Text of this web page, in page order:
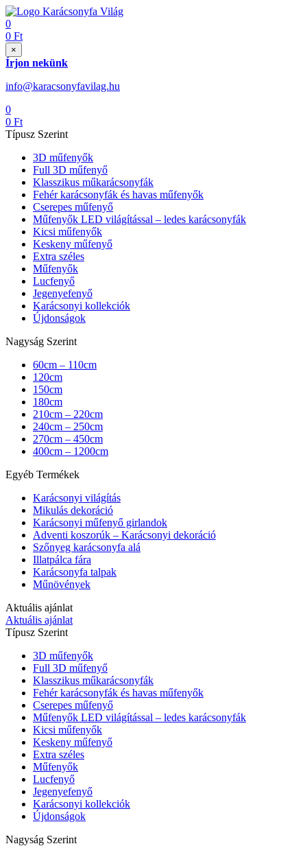
0
0 Ft
×
Írjon nekünk
info@karacsonyfavilag.hu
0
0 Ft
Típusz Szerint
3D műfenyők
Full 3D műfenyő
Klasszikus műkarácsonyfák
Fehér karácsonyfák és havas műfenyők
Cserepes műfenyő
Műfenyők LED világítással – ledes karácsonyfák
Kicsi műfenyők
Keskeny műfenyő
Extra széles
Műfenyők
Lucfenyő
Jegenyefenyő
Karácsonyi kollekciók
Újdonságok
Nagyság Szerint
60cm – 110cm
120cm
150cm
180cm
210cm – 220cm
240cm – 250cm
270cm – 450cm
400cm – 1200cm
Egyéb Termékek
Karácsonyi világítás
Mikulás dekoráció
Karácsonyi műfenyő girlandok
Adventi koszorúk – Karácsonyi dekoráció
Szőnyeg karácsonyfa alá
Illatpálca fára
Karácsonyfa talpak
Műnövények
Aktuális ajánlat
Aktuális ajánlat
Típusz Szerint
3D műfenyők
Full 3D műfenyő
Klasszikus műkarácsonyfák
Fehér karácsonyfák és havas műfenyők
Cserepes műfenyő
Műfenyők LED világítással – ledes karácsonyfák
Kicsi műfenyők
Keskeny műfenyő
Extra széles
Műfenyők
Lucfenyő
Jegenyefenyő
Karácsonyi kollekciók
Újdonságok
Nagyság Szerint